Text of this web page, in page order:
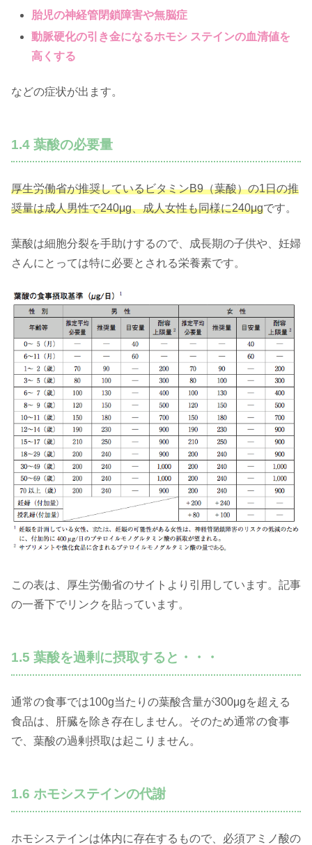
胎児の神経管閉鎖障害や無脳症
動脈硬化の引き金になるホモシ ステインの血清値を
高くする
などの症状が出ます。
1.4 葉酸の必要量
厚生労働省が推奨しているビタミンB9（葉酸）の1日の推
奨量は成人男性で240μg、成人女性も同様に240μgです。
葉酸は細胞分裂を手助けするので、成長期の子供や、妊婦
さんにとっては特に必要とされる栄養素です。
この表は、厚生労働省のサイトより引用しています。記事
の一番下でリンクを貼っています。
1.5 葉酸を過剰に摂取すると・・・
通常の食事では100g当たりの葉酸含量が300μgを超える
食品は、肝臓を除き存在しません。そのため通常の食事
で、葉酸の過剰摂取は起こりません。
1.6 ホモシステインの代謝
ホモシステインは体内に存在するもので、必須アミノ酸の